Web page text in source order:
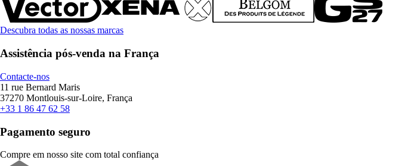
Descubra todas as nossas marcas
Assistência pós-venda na França
Contacte-nos
11 rue Bernard Maris
37270 Montlouis-sur-Loire, França
+33 1 86 47 62 58
Pagamento seguro
Compre em nosso site com total confiança